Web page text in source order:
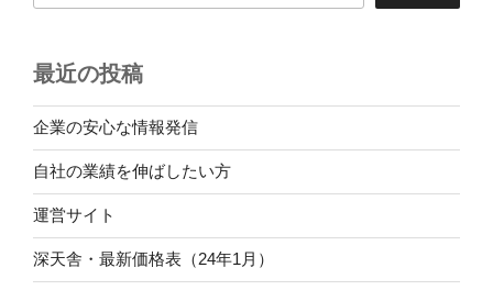
最近の投稿
企業の安心な情報発信
自社の業績を伸ばしたい方
運営サイト
深天舎・最新価格表（24年1月）